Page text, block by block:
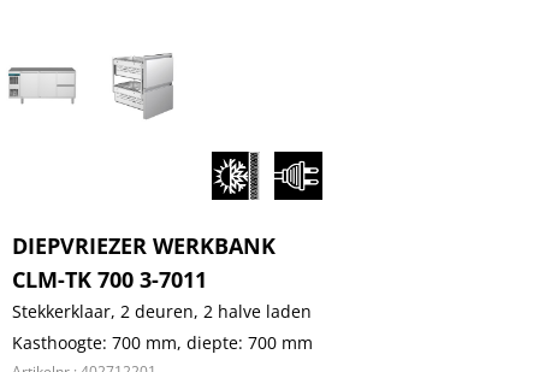
DIEPVRIEZER WERKBANK
CLM-TK 700 3-7011
Stekkerklaar, 2 deuren, 2 halve laden
Kasthoogte: 700 mm, diepte: 700 mm